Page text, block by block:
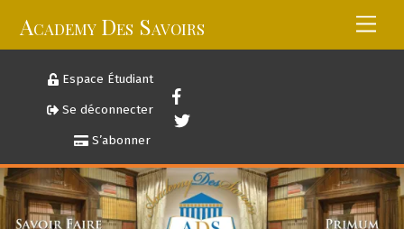
Academy Des Savoirs
Espace Étudiant
Se déconnecter
S’abonner